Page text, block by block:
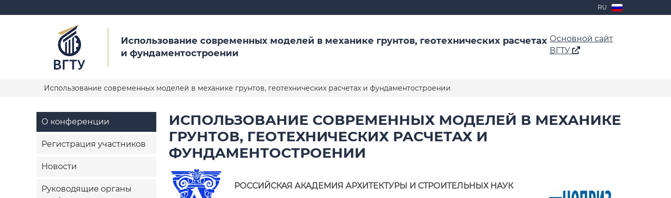
RU
Использование современных моделей в механике грунтов, геотехнических расчетах
и фундаментостроении
Основной сайт
ВГТУ
Использование современных моделей в механике грунтов, геотехнических расчетах и фундаментостроении
О конференции
Регистрация участников
Новости
Руководящие органы
ИСПОЛЬЗОВАНИЕ СОВРЕМЕННЫХ МОДЕЛЕЙ В МЕХАНИКЕ
ГРУНТОВ, ГЕОТЕХНИЧЕСКИХ РАСЧЕТАХ И
ФУНДАМЕНТОСТРОЕНИИ
РОССИЙСКАЯ АКАДЕМИЯ АРХИТЕКТУРЫ И СТРОИТЕЛЬНЫХ НАУК